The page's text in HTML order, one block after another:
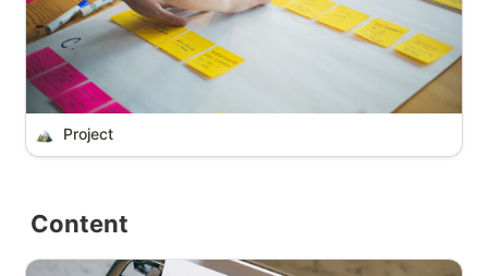
Project
Content